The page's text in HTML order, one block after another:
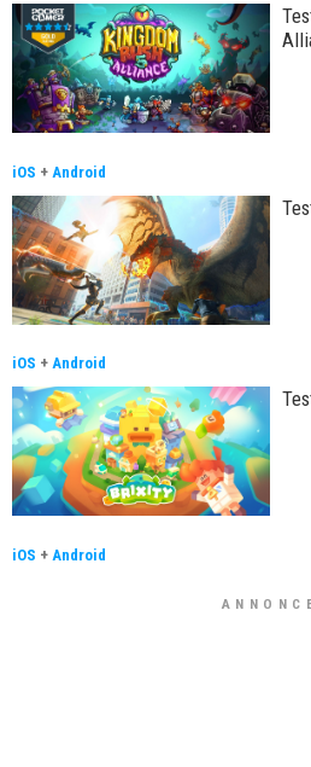
iOS + Android
iOS + Android
iOS + Android